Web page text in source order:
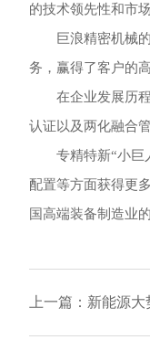
的技术领先性和市
巨浪精密机械
务，赢得了客户的
在企业发展历
认证以及两化融合
专精特新“小巨
配置等方面获得更
国高端装备制造业
上一篇：新能源